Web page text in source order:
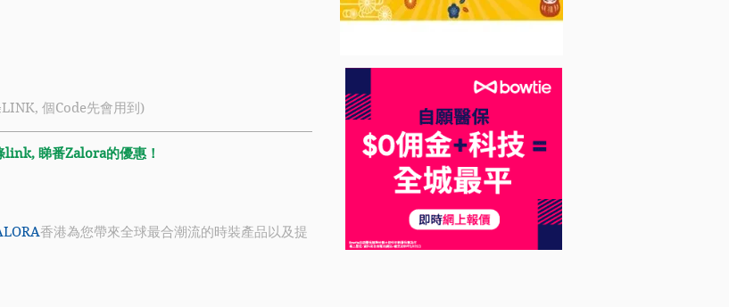
個Code先會用到)
link, 睇番Zalora的優惠！
香港為您帶來全球最合潮流的時裝產品以及提